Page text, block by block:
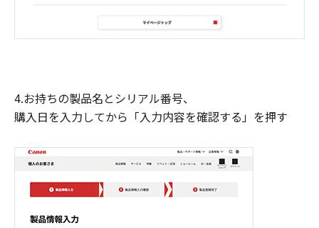
4.お持ちの製品名とシリアル番号、
購入日を入力してから「入力内容を確認する」を押す